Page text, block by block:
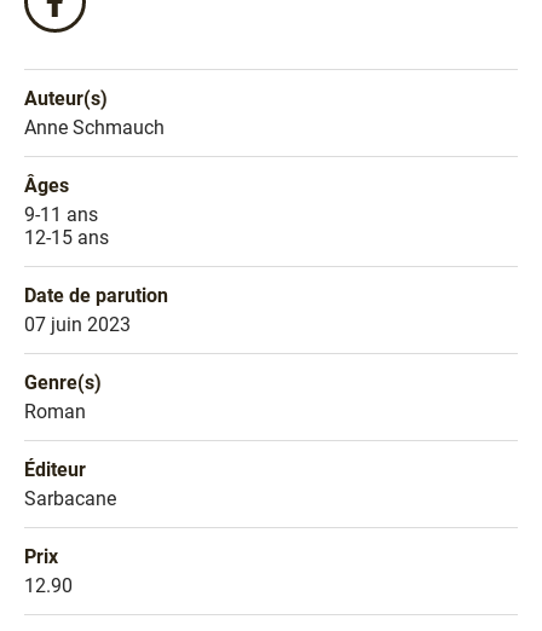
Partagez
ce
Facebook
!
Auteur(s)
Nom de l'auteur
Anne Schmauch
Âges
Âges
9-11 ans
12-15 ans
Date de parution
Date de parution
07 juin 2023
Genre(s)
Genre littéraire
Roman
Éditeur
Éditeur
Sarbacane
Prix
Prix
12.90